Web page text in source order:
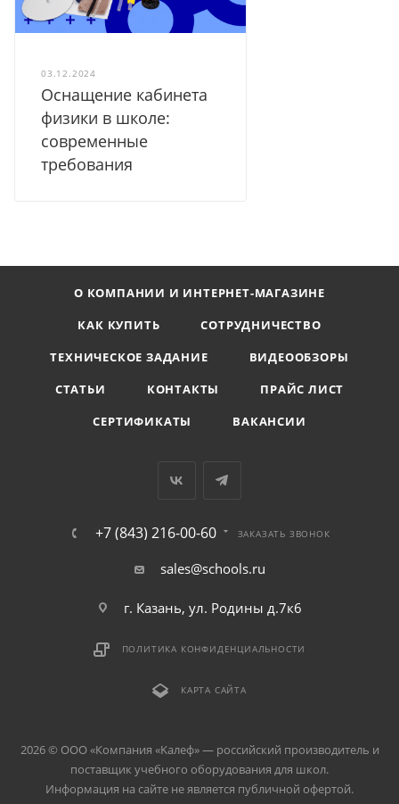
03.12.2024
Оснащение кабинета
физики в школе:
современные
требования
О КОМПАНИИ И ИНТЕРНЕТ-МАГАЗИНЕ
КАК КУПИТЬ
СОТРУДНИЧЕСТВО
ТЕХНИЧЕСКОЕ ЗАДАНИЕ
ВИДЕООБЗОРЫ
СТАТЬИ
КОНТАКТЫ
ПРАЙС ЛИСТ
СЕРТИФИКАТЫ
ВАКАНСИИ
+7 (843) 216-00-60 ЗАКАЗАТЬ ЗВОНОК
sales@schools.ru
г. Казань, ул. Родины д.7к6
ПОЛИТИКА КОНФИДЕНЦИАЛЬНОСТИ
КАРТА САЙТА
2026 © ООО «Компания «Kалеф» — российский производитель и
поставщик учебного оборудования для школ.
Информация на сайте не является публичной офертой.